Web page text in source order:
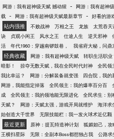
然而等到游戏充值
所有人都懵逼了！ “
大帝了！” “我擦，
挂件吗？” 到了后
实世界。 却发现这
统玄幻，无敌文，
网游：我有超神级天赋 撼动猩 - 网游：我有超神
载 - 网游：我有超神级天赋最新章节 - 好看的游
站内强推 不败战神 万相之王 龙族 太荒吞天
诀
贞观小闲王 风水之王 仕途人生 逆天邪神
活
年代1960：穿越南锣鼓巷， 我省府大秘，问鼎
经典收藏 网游：我有超神级天赋 转职生活职
暗影！
掠夺无数天赋，我在全民时代封神 全民领
我比幸运？
网游：分解装备就变强 四合院，我的
网游，我能指定掉落
全民领主：我的爆率百分百
成
全民领主：我的领地能无限进化 全民求生：别
天赋？
网游：天赋太强，游戏开局就维护 海洋求
始创造大千世界
无限技能栏：我一发火球术近亿颗
最近更新 原神：提瓦特造神计划 狐媚妲己，
王横扫星际
无限：全副本Boss都想独占我 公路求